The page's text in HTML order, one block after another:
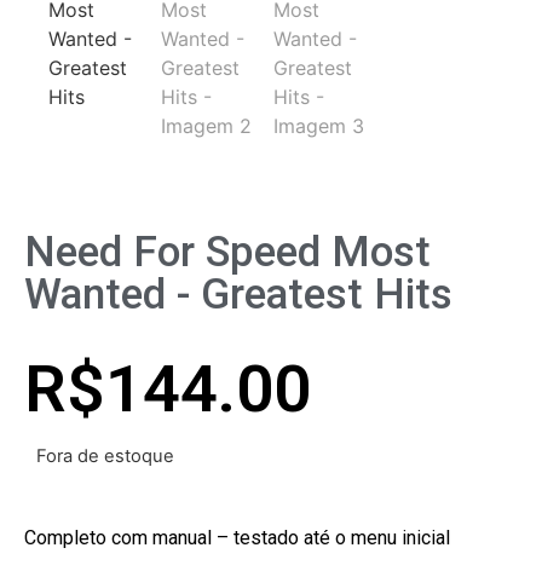
Need For Speed Most
Wanted - Greatest Hits
R$144.00
Fora de estoque
Completo com manual – testado até o menu inicial